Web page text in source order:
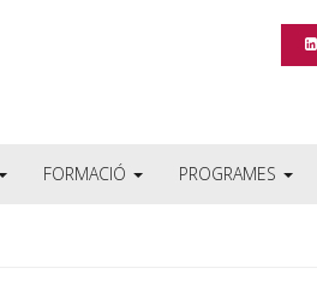
FORMACIÓ PROGRAMES